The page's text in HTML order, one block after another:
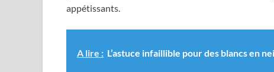
appétissants.
A lire : L’astuce infaillible pour des blancs en